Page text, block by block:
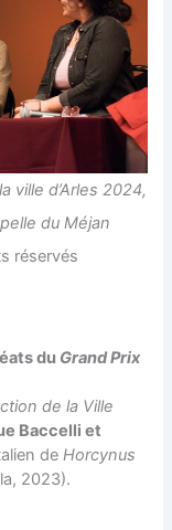
ville d’Arles 2024,
du Méjan
réservés
du Grand Prix
de la Ville
Baccelli et
deHorcynus
2023).